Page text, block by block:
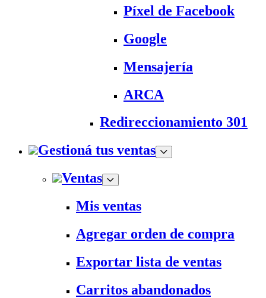
Píxel de Facebook
Google
Mensajería
ARCA
Redireccionamiento 301
Gestioná tus ventas
Ventas
Mis ventas
Agregar orden de compra
Exportar lista de ventas
Carritos abandonados